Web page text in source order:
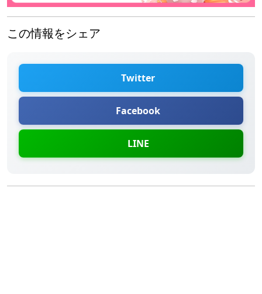
この情報をシェア
Twitter
Facebook
LINE